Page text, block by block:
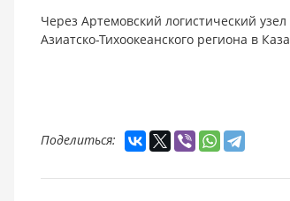
Через Артемовский логистический
Азиатско-Тихоокеанского региона в
Поделиться: